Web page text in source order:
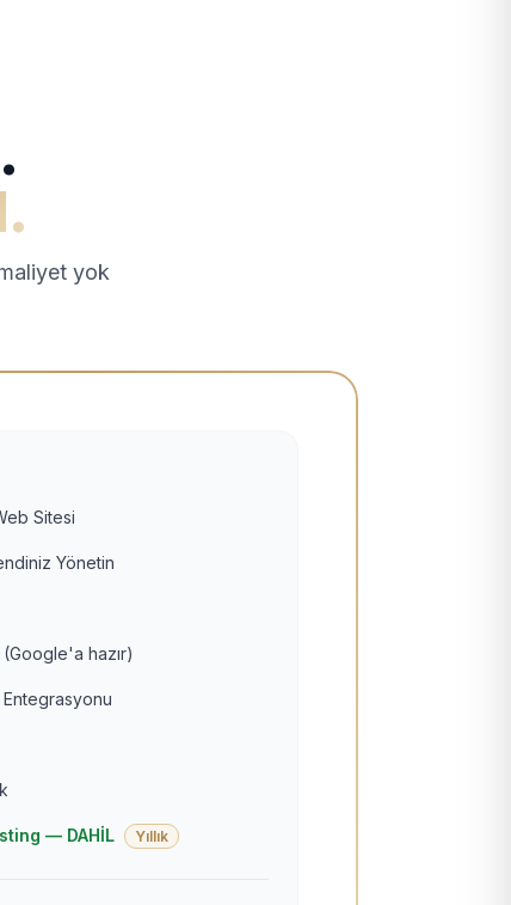
yok
Sitesi
Yönetin
hazır)
— DAHİL Yıllık